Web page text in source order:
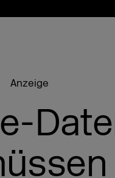
Anzeige